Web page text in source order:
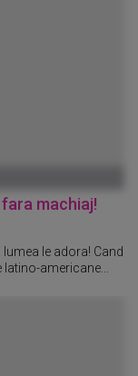
machiaj!
le adora! Cand
latino-americane...